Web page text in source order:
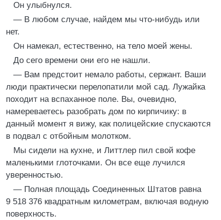
Он улыбнулся.
— В любом случае, найдем мы что-нибудь или
нет.
Он намекал, естественно, на тело моей жены.
До сего времени они его не нашли.
— Вам предстоит немало работы, сержант. Ваши
люди практически перелопатили мой сад. Лужайка
походит на вспаханное поле. Вы, очевидно,
намереваетесь разобрать дом по кирпичику: в
данный момент я вижу, как полицейские спускаются
в подвал с отбойным молотком.
Мы сидели на кухне, и Литтлер пил свой кофе
маленькими глоточками. Он все еще лучился
уверенностью.
— Полная площадь Соединенных Штатов равна
9 518 376 квадратным километрам, включая водную
поверхность.